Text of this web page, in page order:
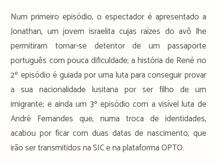
Num primeiro episódio, o espectador é apresentado a
Jonathan, um jovem israelita cujas raízes do avô lhe
permitiram tornar-se detentor de um passaporte
português com pouca dificuldade; a história de René no
2º episódio é guiada por uma luta para conseguir provar
a sua nacionalidade lusitana por ser filho de um
imigrante; e ainda um 3º episódio com a visível luta de
André Fernandes que, numa troca de identidades,
acabou por ficar com duas datas de nascimento, que
irão ser transmitidos na SIC e na plataforma OPTO.